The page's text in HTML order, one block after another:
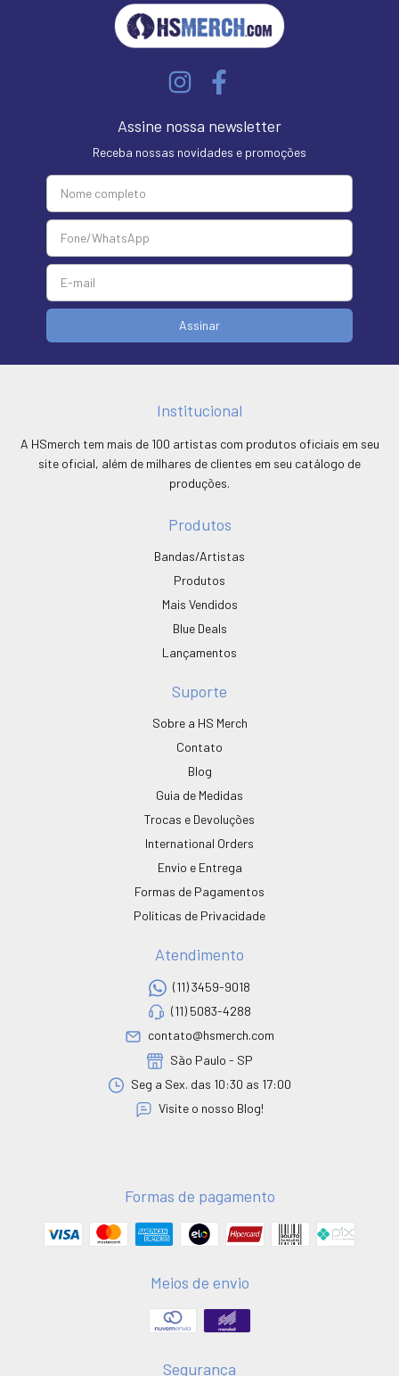
Assine nossa newsletter
Receba nossas novidades e promoções
Institucional
A HSmerch tem mais de 100 artistas com produtos oficiais em seu
site oficial, além de milhares de clientes em seu catálogo de
produções.
Produtos
Bandas/Artistas
Produtos
Mais Vendidos
Blue Deals
Lançamentos
Suporte
Sobre a HS Merch
Contato
Blog
Guia de Medidas
Trocas e Devoluções
International Orders
Envio e Entrega
Formas de Pagamentos
Políticas de Privacidade
Atendimento
(11) 3459-9018
(11) 5083-4288
contato@hsmerch.com
São Paulo - SP
Seg a Sex. das 10:30 as 17:00
Visite o nosso Blog!
Formas de pagamento
Meios de envio
Segurança